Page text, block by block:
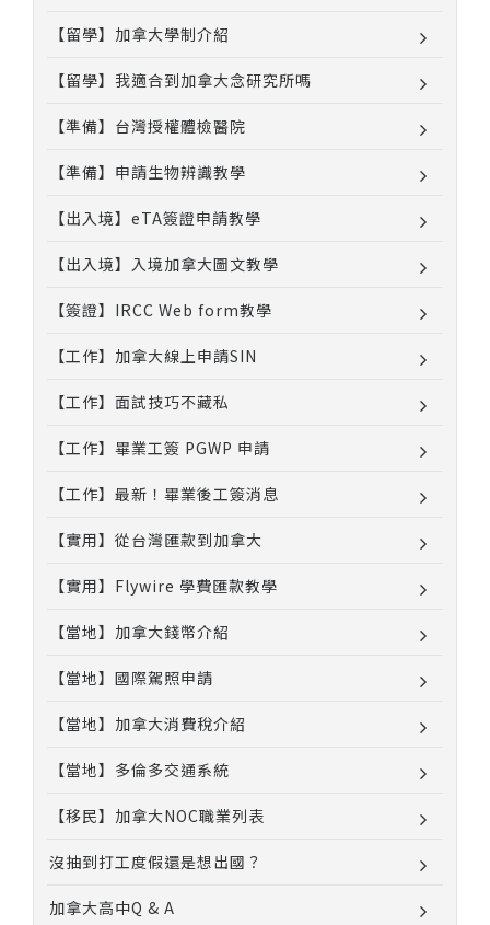
【留學】加拿大學制介紹
【留學】我適合到加拿大念研究所嗎
【準備】台灣授權體檢醫院
【準備】申請生物辨識教學
【出入境】eTA簽證申請教學
【出入境】入境加拿大圖文教學
【簽證】IRCC Web form教學
【工作】加拿大線上申請SIN
【工作】面試技巧不藏私
【工作】畢業工簽 PGWP 申請
【工作】最新！畢業後工簽消息
【實用】從台灣匯款到加拿大
【實用】Flywire 學費匯款教學
【當地】加拿大錢幣介紹
【當地】國際駕照申請
【當地】加拿大消費稅介紹
【當地】多倫多交通系統
【移民】加拿大NOC職業列表
沒抽到打工度假還是想出國？
加拿大高中Q & A